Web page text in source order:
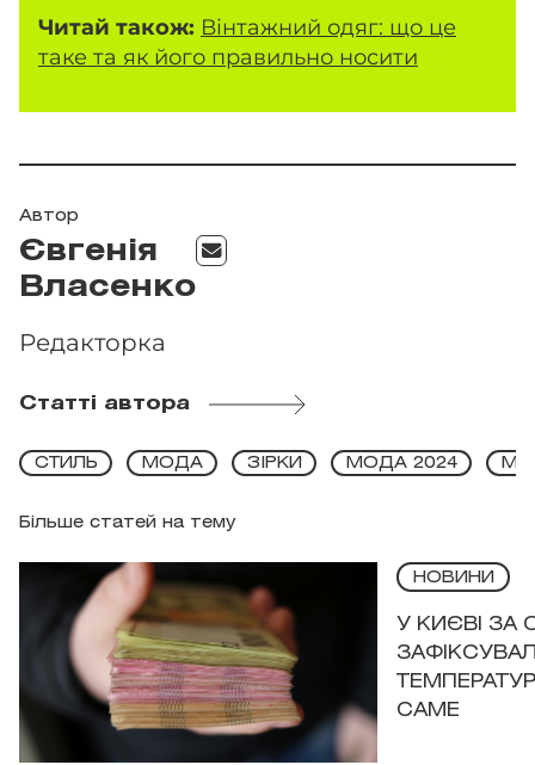
Читай також: Вінтажний одяг: що це
таке та як його правильно носити
Автор
Євгенія
Власенко
Редакторка
Статті автора
Більше статей на тему
СТИЛЬ МОДА ЗІРКИ МОДА 2024
НОВИНИ
У КИЄВІ ЗА
САМЕ